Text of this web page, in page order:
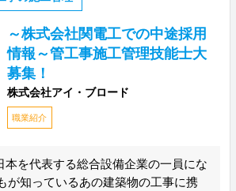
～株式会社関電工での中途採用
情報～管工事施工管理技能士大
募集！
株式会社アイ・ブロード
職業紹介
を代表する総合設備企業の一員にな
が知っているあの建築物の工事に携